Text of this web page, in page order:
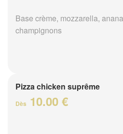
Base crème, mozzarella,
champignons
Pizza chicken suprême
Dès 10.00 €